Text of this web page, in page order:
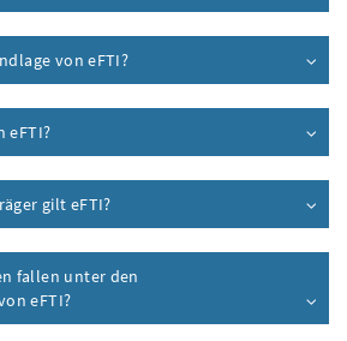
von eFTI?
eFTI?
gilt eFTI?
fallen unter den
eFTI?